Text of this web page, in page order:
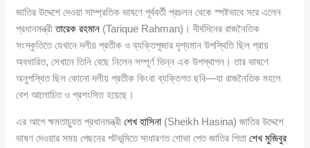
জাতির উদ্দেশে দেওয়া সাম্প্রতিক ভাষণে পূর্ববর্তী প্রচলন থেকে স্পষ্টভাবে সরে এলেন
প্রধানমন্ত্রীতারেক রহমান (Tarique Rahman)। দীর্ঘদিনের রাজনৈতিক
সংস্কৃতিতে যেখানে দলীয় প্রতীক ও ব্যক্তিপূজার দৃশ্যমান উপস্থিতি ছিল প্রায়
অবধারিত, সেখানে তিনি বেছে নিলেন সম্পূর্ণ ভিন্ন এক উপস্থাপন। তার ভাষণে
অনুপস্থিত ছিল কোনো দলীয় প্রতীক কিংবা ব্যক্তিগত ছবি—যা রাজনৈতিক মহলে
বেশ আলোচিত ও প্রশংসিত হয়েছে।
এর আগে ক্ষমতাচ্যুত প্রধানমন্ত্রীশেখ হাসিনা (Sheikh Hasina) জাতির উদ্দেশে
ভাষণ দেওয়ার সময় পেছনের পটভূমিতে সাধারণত শোভা পেত জাতির পিতাশেখ মুজিবুর